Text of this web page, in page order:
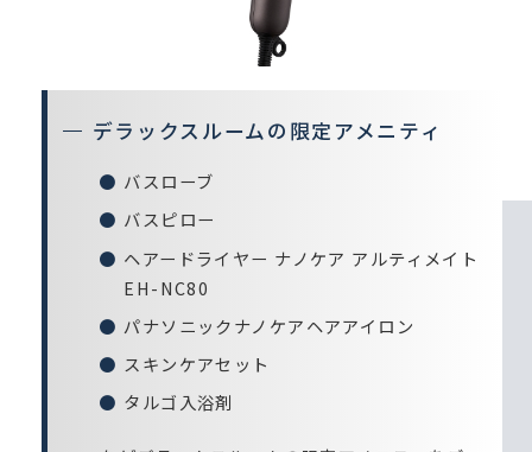
デラックスルームの限定アメニティ
バスローブ
バスピロー
ヘアードライヤー ナノケア アルティメイト
EH-NC80
パナソニックナノケアヘアアイロン
スキンケアセット
タルゴ入浴剤